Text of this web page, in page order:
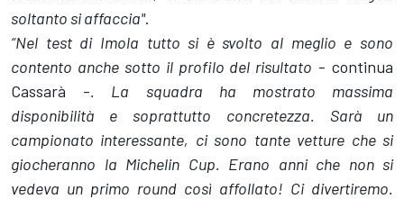
soltanto si affaccia".
“Nel test di Imola tutto si è svolto al meglio e sono
contento anche sotto il profilo del risultato - continua
Cassarà -. La squadra ha mostrato massima
disponibilità e soprattutto concretezza. Sarà un
campionato interessante, ci sono tante vetture che si
giocheranno la Michelin Cup. Erano anni che non si
vedeva un primo round così affollato! Ci divertiremo.